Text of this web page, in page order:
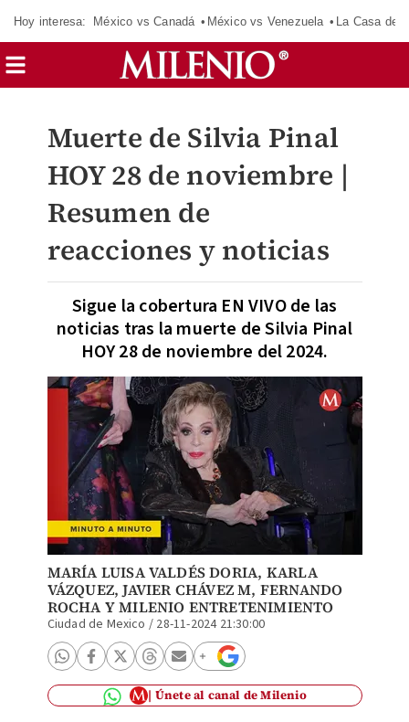
Hoy interesa: México vs Canadá México vs Venezuela La Casa de
Muerte de Silvia Pinal
HOY 28 de noviembre |
Resumen de
reacciones y noticias
Sigue la cobertura EN VIVO de las
noticias tras la muerte de Silvia Pinal
HOY 28 de noviembre del 2024.
MARÍA LUISA VALDÉS DORIA, KARLA
VÁZQUEZ,JAVIER CHÁVEZ M, FERNANDO
ROCHAY MILENIO ENTRETENIMIENTO
Ciudad de Mexico / 28-11-2024 21:30:00
Únete al canal de Milenio